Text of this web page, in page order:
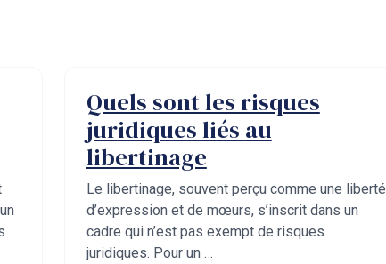
Quels sont les risques
juridiques liés au
libertinage
Le libertinage, souvent perçu comme une liberté
d’expression et de mœurs, s’inscrit dans un
cadre qui n’est pas exempt de risques
juridiques. Pour un …